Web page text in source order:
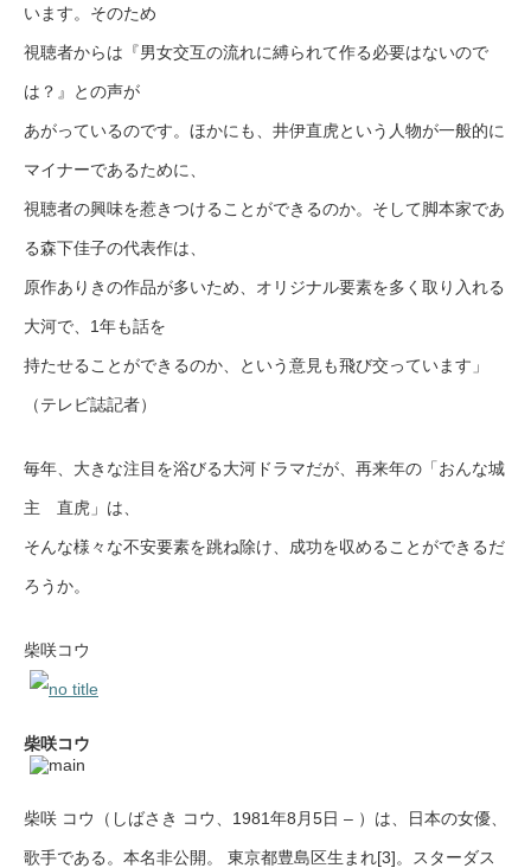
います。そのため
視聴者からは『男女交互の流れに縛られて作る必要はないので
は？』との声が
あがっているのです。ほかにも、井伊直虎という人物が一般的に
マイナーであるために、
視聴者の興味を惹きつけることができるのか。そして脚本家であ
る森下佳子の代表作は、
原作ありきの作品が多いため、オリジナル要素を多く取り入れる
大河で、1年も話を
持たせることができるのか、という意見も飛び交っています」
（テレビ誌記者）
毎年、大きな注目を浴びる大河ドラマだが、再来年の「おんな城
主 直虎」は、
そんな様々な不安要素を跳ね除け、成功を収めることができるだ
ろうか。
柴咲コウ
柴咲コウ
柴咲 コウ（しばさき コウ、1981年8月5日 – ）は、日本の女優、
歌手である。本名非公開。 東京都豊島区生まれ[3]。スターダス